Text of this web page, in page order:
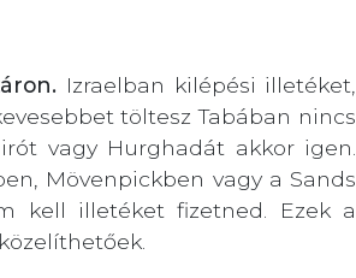
Izraelban kilépési illetéket,
töltesz Tabában nincs
vagy Hurghadát akkor igen.
Mövenpickben vagy a Sands
kell illetéket fizetned. Ezek a